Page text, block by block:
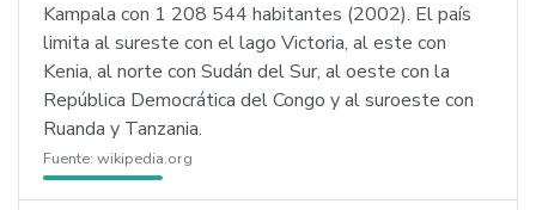
Kampala con 1 208 544 habitantes (2002). El país
limita al sureste con el lago Victoria, al este con
Kenia, al norte con Sudán del Sur, al oeste con la
República Democrática del Congo y al suroeste con
Ruanda y Tanzania.
Fuente: wikipedia.org